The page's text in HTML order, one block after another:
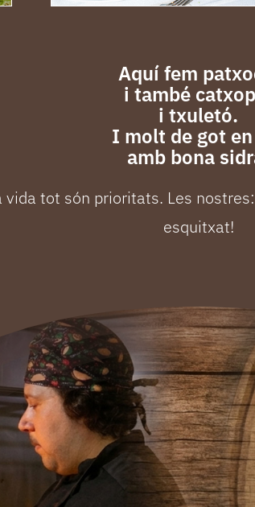
Aquí fem
i també
i txuletó.
I molt de got
amb bona
vida tot són prioritats. Les
esquitxat!